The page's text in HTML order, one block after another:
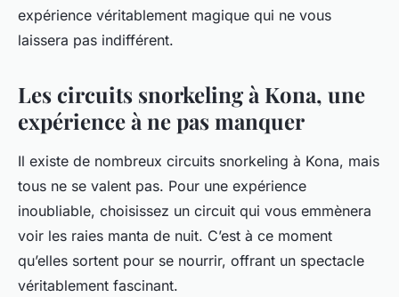
expérience véritablement magique qui ne vous
laissera pas indifférent.
Les circuits snorkeling à Kona, une
expérience à ne pas manquer
Il existe de nombreux circuits snorkeling à Kona, mais
tous ne se valent pas. Pour une expérience
inoubliable, choisissez un circuit qui vous emmènera
voir les raies manta de nuit. C’est à ce moment
qu’elles sortent pour se nourrir, offrant un spectacle
véritablement fascinant.